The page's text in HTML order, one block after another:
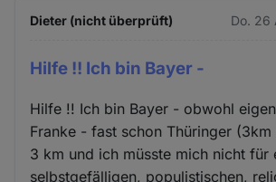
Dieter (nicht überprüft) Do. 26
Hilfe !! Ich bin Bayer -
Hilfe !! Ich bin Bayer - obwohl
Franke - fast schon Thüringer (3km
3 km und ich müsste mich nicht für
selbstgefälligen, populistischen,